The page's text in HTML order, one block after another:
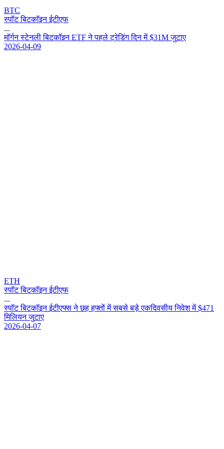
BTC
स्पॉट बिटकॉइन ईटीएफ
...
मरन सटनल बटकइन ETF न पहल टरडग दन म $31M जटए
2026-04-09
ETH
स्पॉट बिटकॉइन ईटीएफ
...
सपट बटकइन ईटएफस न छह हफत म सबस बड एकदवसय नवश म $471
मलयन जटए
2026-04-07